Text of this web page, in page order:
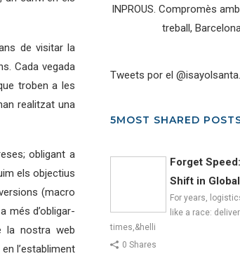
de visitar la
Cada vegada
troben a les
realitzat una
obligant a
els objectius
(macro
més d’obligar-
la nostra web
l’establiment
INPROUS. Compromès
treball,
Tweets por el @isayolsanta.
5MOST SHARED
Forget
Shift in
For years,
like a race:
times,&helli
0 Shares